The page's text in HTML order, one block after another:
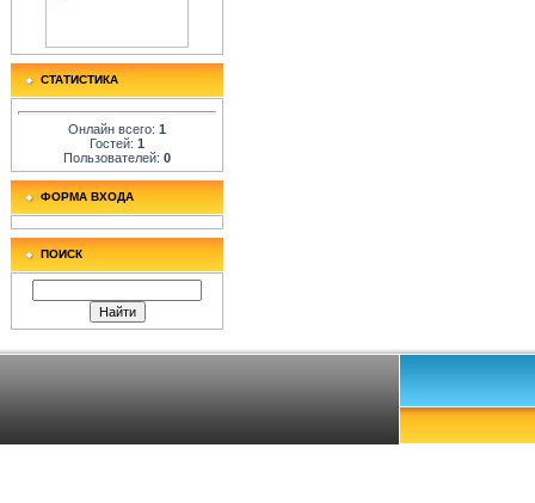
СТАТИСТИКА
Онлайн всего: 1
Гостей: 1
Пользователей: 0
ФОРМА ВХОДА
ПОИСК